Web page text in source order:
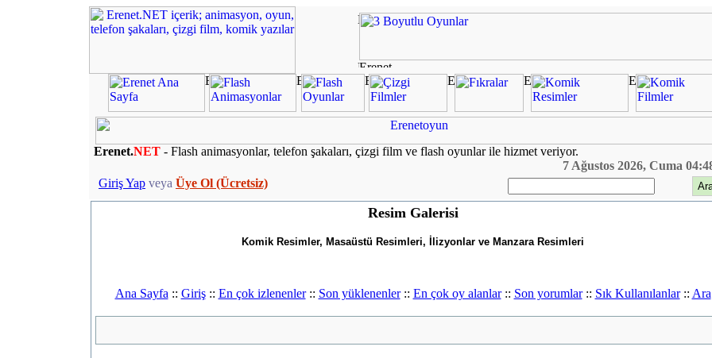
Erenet.NET - Flash animasyonlar, telefon şakaları, çizgi film ve flash oyunlar ile hizmet veriyor.
7 Ağustos 2026, Cuma
Giriş Yap veya Üye Ol (Ücretsiz)
Resim Galerisi
Komik Resimler, Masaüstü Resimleri, İlizyonlar ve Manzara Resimleri
Ana Sayfa :: Giriş:: En çok izlenenler:: Son yüklenenler:: En çok oy alanlar:: Son yorumlar:: Sık Kullanılanlar:: Ara